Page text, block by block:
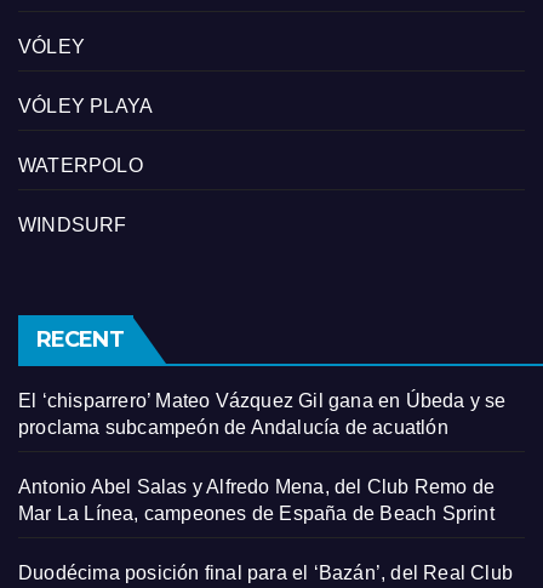
VÓLEY
VÓLEY PLAYA
WATERPOLO
WINDSURF
RECENT
El ‘chisparrero’ Mateo Vázquez Gil gana en Úbeda y se
proclama subcampeón de Andalucía de acuatlón
Antonio Abel Salas y Alfredo Mena, del Club Remo de
Mar La Línea, campeones de España de Beach Sprint
Duodécima posición final para el ‘Bazán’, del Real Club